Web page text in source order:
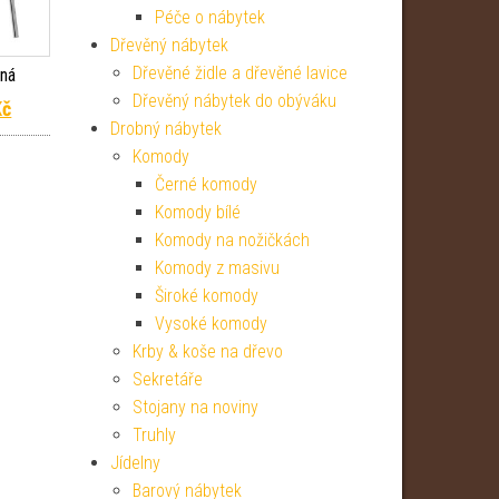
cena byla: 1 499 Kč.
Aktuální cena je: 1 109 Kč.
Péče o nábytek
Dřevěný nábytek
Dřevěné židle a dřevěné lavice
Dřevěný nábytek do obýváku
Drobný nábytek
Komody
Černé komody
Komody bílé
Komody na nožičkách
Komody z masivu
Široké komody
Vysoké komody
Krby & koše na dřevo
Sekretáře
Stojany na noviny
Truhly
Jídelny
Barový nábytek